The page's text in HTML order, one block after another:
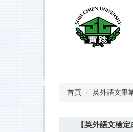
首頁 英外語文畢
【英外語文檢